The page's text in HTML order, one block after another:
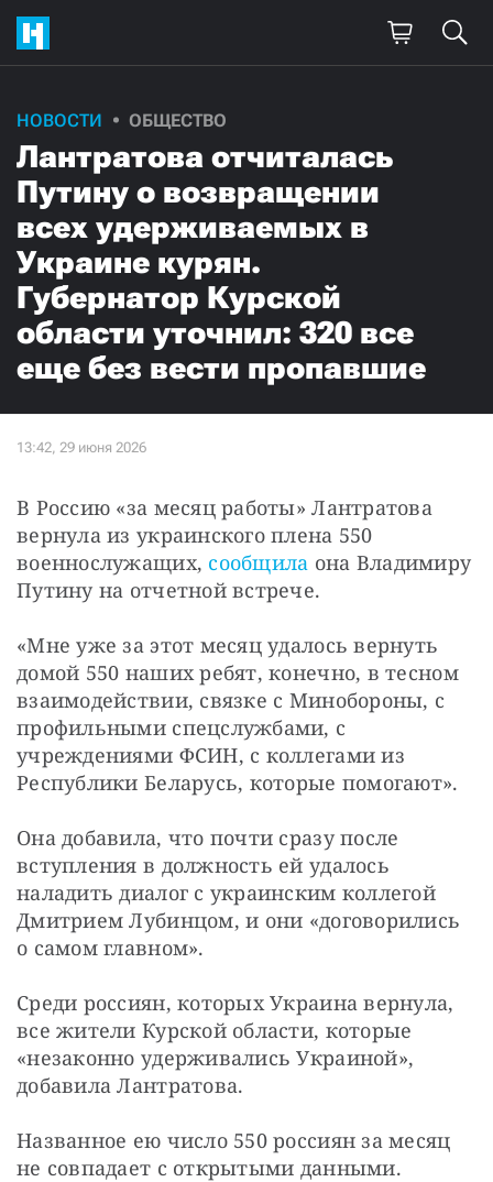
НОВОСТИ ОБЩЕСТВО
Лантратова отчиталась
Путину о возвращении
всех удерживаемых в
Украине курян.
Губернатор Курской
области уточнил: 320 все
еще без вести пропавшие
В Россию «за месяц работы» Лантратова
вернула из украинского плена 550
военнослужащих, сообщила она Владимиру
Путину на отчетной встрече.
«Мне уже за этот месяц удалось вернуть
домой 550 наших ребят, конечно, в тесном
взаимодействии, связке с Минобороны, с
профильными спецслужбами, с
учреждениями ФСИН, с коллегами из
Республики Беларусь, которые помогают».
Она добавила, что почти сразу после
вступления в должность ей удалось
наладить диалог с украинским коллегой
Дмитрием Лубинцом, и они «договорились
о самом главном».
Среди россиян, которых Украина вернула,
все жители Курской области, которые
«незаконно удерживались Украиной»,
добавила Лантратова.
Названное ею число 550 россиян за месяц
не совпадает с открытыми данными.